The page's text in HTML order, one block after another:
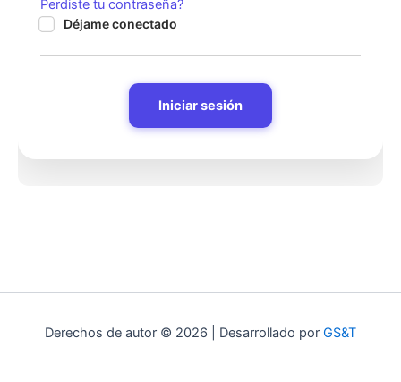
Perdiste tu contraseña?
Déjame conectado
Derechos de autor © 2026 | Desarrollado por GS&T